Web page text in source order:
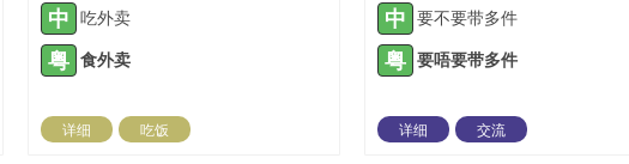
中 吃外卖
粤 食外卖
详细
吃饭
中 要不要带多件
粤 要唔要带多件
详细
交流